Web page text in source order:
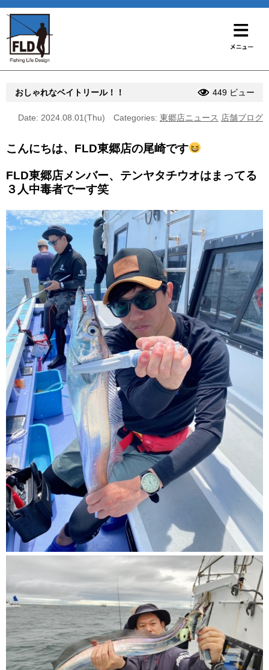
おしゃれなベイトリール！！ 449 ビュー
Date: 2024.08.01(Thu) Categories: 東郷店ニュース 店舗ブログ
こんにちは、FLD東郷店の尾崎です
FLD東郷店メンバー、テンヤタチウオはまってる
３人中毒者でーす笑